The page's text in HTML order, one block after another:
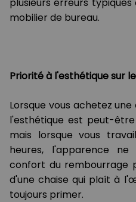
mobilier de bureau.
Priorité à l'esthétique sur
Lorsque vous achetez
l'esthétique est peut-
mais lorsque vous
heures, l'apparence
confort du rembourrage
d'une chaise qui plaît à
toujours primer.